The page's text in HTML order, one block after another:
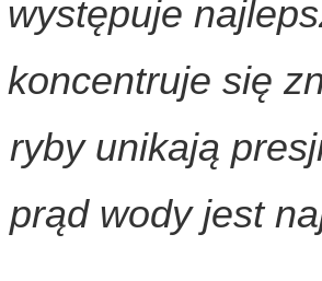
koncentruje się
ryby unikają
prąd wody jest